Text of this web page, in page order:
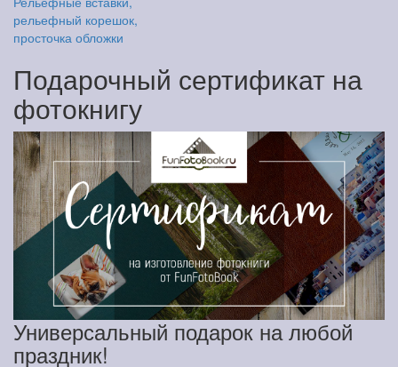
рельефный корешок,
просточка обложки
Подарочный сертификат на
фотокнигу
Универсальный подарок на любой
праздник!